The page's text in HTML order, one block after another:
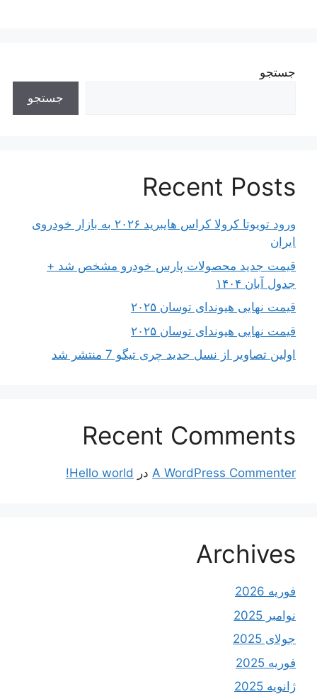
جستجو
جستجو
Recent Posts
ورود تویوتا کرولا کراس هایبرید ۲۰۲۶ به بازار خودروی
ایران
قیمت جدید محصولات پارس خودرو مشخص شد +
جدول آبان ۱۴۰۴
قیمت نهایی هیوندای توسان ۲۰۲۵
قیمت نهایی هیوندای توسان ۲۰۲۵
اولین تصاویر از نسل جدید چری تیگو 7 منتشر شد
Recent Comments
A WordPress Commenter در Hello world!
Archives
فوریه 2026
نوامبر 2025
جولای 2025
فوریه 2025
ژانویه 2025